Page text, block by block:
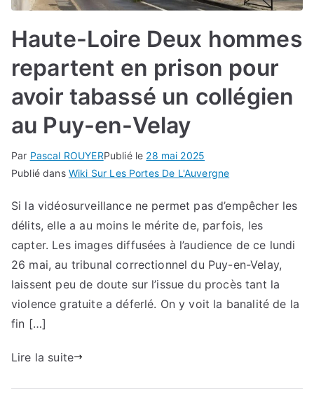
Haute-Loire Deux hommes
repartent en prison pour
avoir tabassé un collégien
au Puy-en-Velay
Par Pascal ROUYERPublié le 28 mai 2025
Publié dans Wiki Sur Les Portes De L'Auvergne
Si la vidéosurveillance ne permet pas d’empêcher les
délits, elle a au moins le mérite de, parfois, les
capter. Les images diffusées à l’audience de ce lundi
26 mai, au tribunal correctionnel du Puy-en-Velay,
laissent peu de doute sur l’issue du procès tant la
violence gratuite a déferlé. On y voit la banalité de la
fin […]
Lire la suite